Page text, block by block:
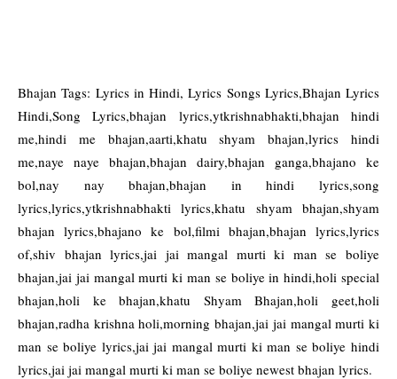
Bhajan Tags: Lyrics in Hindi, Lyrics Songs Lyrics,Bhajan Lyrics
Hindi,Song Lyrics,bhajan lyrics,ytkrishnabhakti,bhajan hindi
me,hindi me bhajan,aarti,khatu shyam bhajan,lyrics hindi
me,naye naye bhajan,bhajan dairy,bhajan ganga,bhajano ke
bol,nay nay bhajan,bhajan in hindi lyrics,song
lyrics,lyrics,ytkrishnabhakti lyrics,khatu shyam bhajan,shyam
bhajan lyrics,bhajano ke bol,filmi bhajan,bhajan lyrics,lyrics
of,shiv bhajan lyrics,jai jai mangal murti ki man se boliye
bhajan,jai jai mangal murti ki man se boliye in hindi,holi special
bhajan,holi ke bhajan,khatu Shyam Bhajan,holi geet,holi
bhajan,radha krishna holi,morning bhajan,jai jai mangal murti ki
man se boliye lyrics,jai jai mangal murti ki man se boliye hindi
lyrics,jai jai mangal murti ki man se boliye newest bhajan lyrics.